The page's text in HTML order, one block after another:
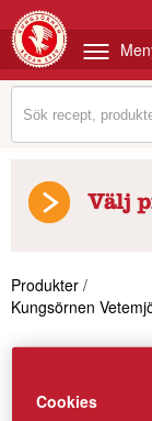
Välj
Produkter /
Kungsörnen
Cookies